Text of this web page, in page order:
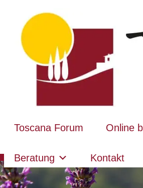
Toscana Forum Online
Beratung Kontakt